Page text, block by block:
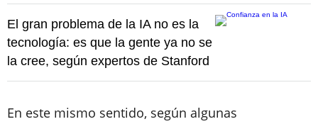
El gran problema de la IA no es la
tecnología: es que la gente ya no se
la cree, según expertos de Stanford
En este mismo sentido, según algunas